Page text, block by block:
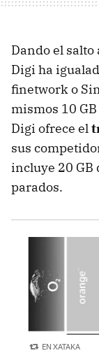
Dando el salto
Digi ha
finetwork o
mismos 10
Digi ofrece el
sus
incluye 20 GB
parados.
EN XATAKA